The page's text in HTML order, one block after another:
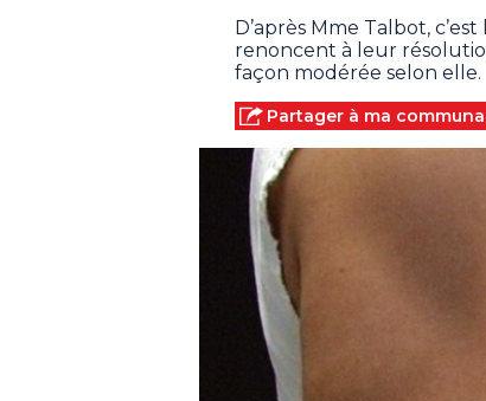
D’après Mme Talbot,
renoncent à leur
façon modérée selon elle.
Partager à ma